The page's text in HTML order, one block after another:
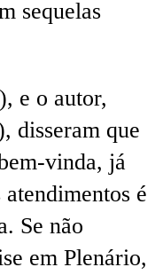
sequelas
e o autor,
disseram que
vinda, já
é
Se não
em Plenário,